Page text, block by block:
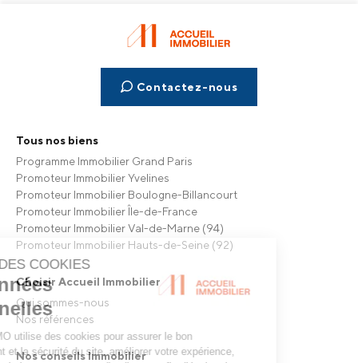
Tous nos biens
Programme Immobilier Grand Paris
Promoteur Immobilier Yvelines
Promoteur Immobilier Boulogne-Billancourt
Promoteur Immobilier Île-de-France
Promoteur Immobilier Val-de-Marne (94)
Promoteur Immobilier Hauts-de-Seine (92)
Choisir Accueil Immobilier
Qui sommes-nous
Nos références
Nos conseils Immobilier
Contactez-nous